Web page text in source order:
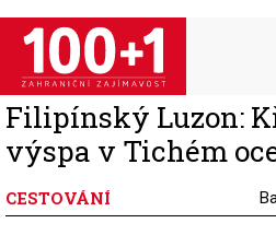
Přejít
hlavnímu
obsahu
Filipínský Luzon:
výspa v Tichém
CESTOVÁNÍ